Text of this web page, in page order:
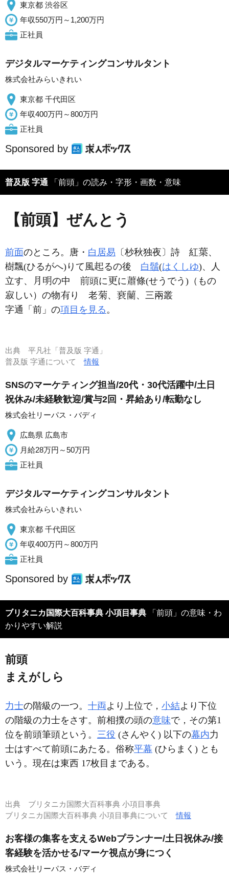
東京都 渋谷区
年収550万円～1,200万円
正社員
デジタルマーケティングコンサルタント
株式会社みらいきれい
東京都 千代田区
年収400万円～800万円
正社員
Sponsored by
普及版 字通 「前頭」の読み・字形・画数・意味
【前頭】ぜんとう
前面のところ。唐・ 白居易 〔杪秋独夜〕詩 紅
、
樹飄(ひるがへ)りて風
るの後 白鬚(はくしゆ)、人
立す、
の中 頭に に
條(せうでう)（もの
寂しい）の物
り 老 、
、三兩叢
字通「前」の項目を見る。
出典 平凡社「普及版 字通」
普及版 字通について情報
SNSのマーケティング担当/20代・30代活躍中/土日
祝休み/未経験歓迎/賞与2回・昇給あり/転勤なし
株式会社リーパス・バディ
広島県 広島市
月給28万円～50万円
正社員
デジタルマーケティングコンサルタント
株式会社みらいきれい
東京都 千代田区
年収400万円～800万円
正社員
Sponsored by
ブリタニカ国際大百科事典 小項目事典 「前頭」の意味・わ
かりやすい解説
前頭
まえがしら
力士の階級の一つ。 十両より上位で， 小結より下位
の階級の力士をさす。前相撲の頭の意味で，その第1
位を前頭筆頭という。 三役 (さんやく) 以下の幕内力
士はすべて前頭にあたる。俗称平幕 (ひらまく) とも
いう。現在は東西 17枚目まである。
出典 ブリタニカ国際大百科事典 小項目事典
ブリタニカ国際大百科事典 小項目事典について情報
お客様の集客を支えるWebプランナー/土日祝休み/接
客経験を活かせる/マーケ視点が身につく
株式会社リーパス・バディ